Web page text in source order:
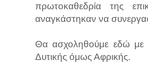
πρωτοκαθεδρία της
αναγκάστηκαν να
Θα ασχοληθούμε εδώ με
Δυτικής όμως Αφρικής.